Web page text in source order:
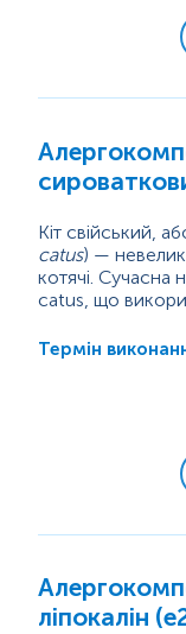
Кіт свійський,
catus) —
котячі. Сучасна
catus, що
вже понад 9500
важливим
Термін
ліпокалін